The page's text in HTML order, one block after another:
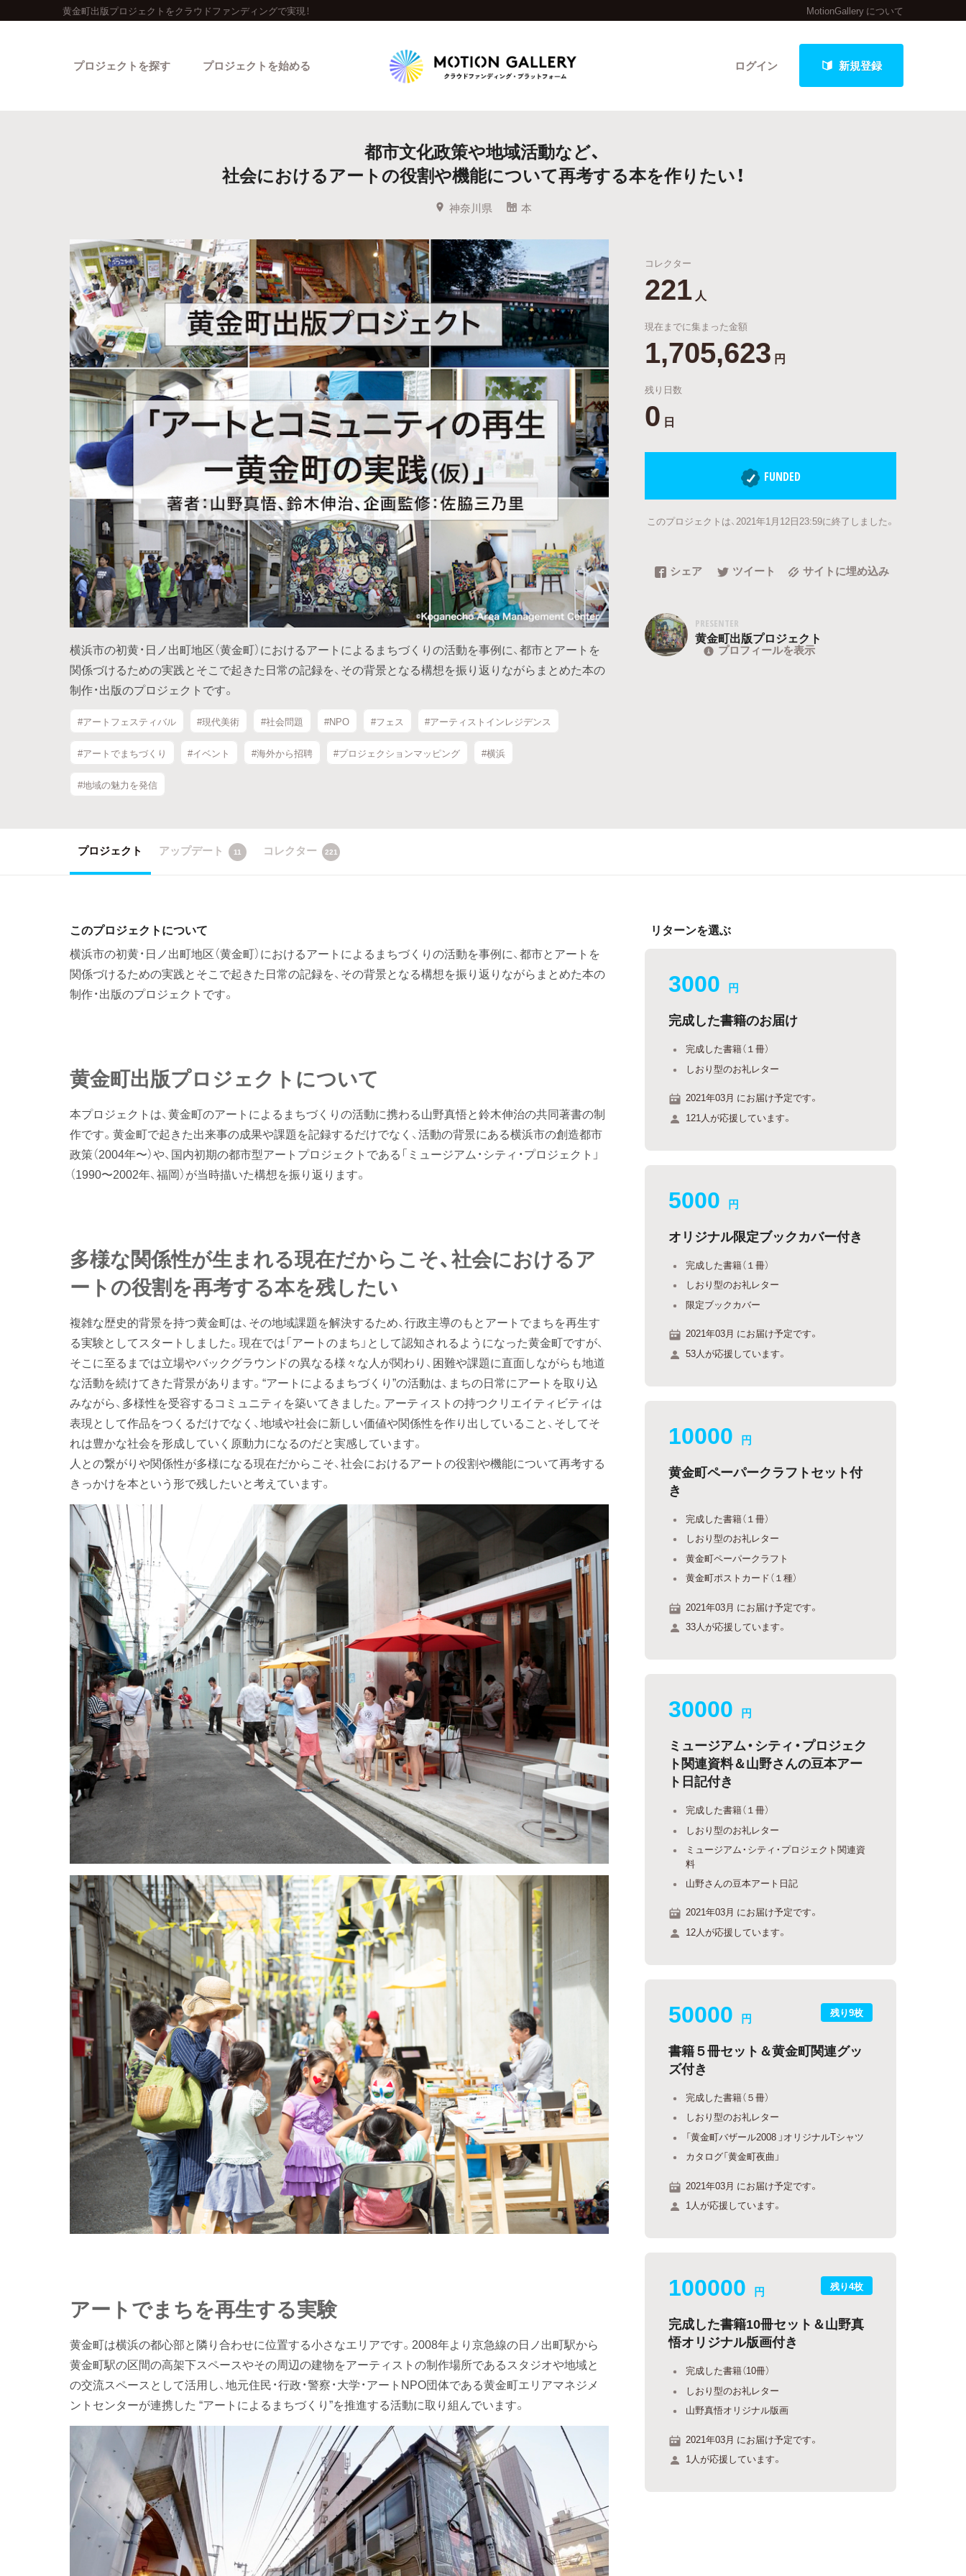
黄金町出版プロジェクトをクラウドファンディングで実現！ MotionGallery について
ログイン 新規登録
プロジェクトを探す
人気のプロジェクト 新着プロジェクト 終了間近のプロジェクト
Feature
カテゴリーから探す タグから探す キュレーターから探す 特集から探す
Legendary
最新達成プロジェクト 調達額が大きいプロジェクト
プロジェクトを始める
都市文化政策や地域活動など、
社会におけるアートの役割や機能について再考する本を作りたい！
神奈川県 本
横浜市の初黄・日ノ出町地区（黄金町）におけるアートによるまちづくりの活動を事例に、都市とアートを
関係づけるための実践とそこで起きた日常の記録を、その背景となる構想を振り返りながらまとめた本の
制作・出版のプロジェクトです。
#アートフェスティバル #現代美術 #社会問題 #NPO #フェス #アーティストインレジデンス
#アートでまちづくり #イベント #海外から招聘 #プロジェクションマッピング #横浜
#地域の魅力を発信
コレクター
221 人
現在までに集まった金額
1,705,623 円
残り日数
0 日
FUNDED
このプロジェクトは、2021年1月12日23:59に終了しました。
シェア ツイート サイトに埋め込み
PRESENTER
黄金町出版プロジェクト
プロフィールを表示
プロジェクト アップデート 11 コレクター 221
このプロジェクトについて
横浜市の初黄・日ノ出町地区（黄金町）におけるアートによるまちづくりの活動を事例に、都市とアートを
関係づけるための実践とそこで起きた日常の記録を、その背景となる構想を振り返りながらまとめた本の
制作・出版のプロジェクトです。
黄金町出版プロジェクトについて
本プロジェクトは、黄金町のアートによるまちづくりの活動に携わる山野真悟と鈴木伸治の共同著書の制
作です。黄金町で起きた出来事の成果や課題を記録するだけでなく、活動の背景にある横浜市の創造都市
政策（2004年〜）や、国内初期の都市型アートプロジェクトである「ミュージアム・シティ・プロジェクト」
（1990〜2002年、福岡）が当時描いた構想を振り返ります。
多様な関係性が生まれる現在だからこそ、社会におけるア
ートの役割を再考する本を残したい
複雑な歴史的背景を持つ黄金町は、その地域課題を解決するため、行政主導のもとアートでまちを再生す
る実験としてスタートしました。現在では「アートのまち」として認知されるようになった黄金町ですが、
そこに至るまでは立場やバックグラウンドの異なる様々な人が関わり、困難や課題に直面しながらも地道
な活動を続けてきた背景があります。“アートによるまちづくり”の活動は、まちの日常にアートを取り込
みながら、多様性を受容するコミュニティを築いてきました。アーティストの持つクリエイティビティは
表現として作品をつくるだけでなく、地域や社会に新しい価値や関係性を作り出していること、そしてそ
れは豊かな社会を形成していく原動力になるのだと実感しています。
人との繋がりや関係性が多様になる現在だからこそ、社会におけるアートの役割や機能について再考する
きっかけを本という形で残したいと考えています。
アートでまちを再生する実験
黄金町は横浜の都心部と隣り合わせに位置する小さなエリアです。2008年より京急線の日ノ出町駅から
黄金町駅の区間の高架下スペースやその周辺の建物をアーティストの制作場所であるスタジオや地域と
の交流スペースとして活用し、地元住民・行政・警察・大学・アートNPO団体である黄金町エリアマネジメ
ントセンターが連携した “アートによるまちづくり”を推進する活動に取り組んでいます。
リターンを選ぶ
3000 円
完成した書籍のお届け
完成した書籍（１冊）
しおり型のお礼レター
2021年03月 にお届け予定です。
121人が応援しています。
5000 円
オリジナル限定ブックカバー付き
完成した書籍（１冊）
しおり型のお礼レター
限定ブックカバー
2021年03月 にお届け予定です。
53人が応援しています。
10000 円
黄金町ペーパークラフトセット付
き
完成した書籍（１冊）
しおり型のお礼レター
黄金町ペーパークラフト
黄金町ポストカード（１種）
2021年03月 にお届け予定です。
33人が応援しています。
30000 円
ミュージアム・シティ・プロジェク
ト関連資料＆山野さんの豆本アー
ト日記付き
完成した書籍（１冊）
しおり型のお礼レター
ミュージアム・シティ・プロジェクト関連資
料
山野さんの豆本アート日記
2021年03月 にお届け予定です。
12人が応援しています。
残り9枚
50000 円
書籍５冊セット＆黄金町関連グッ
ズ付き
完成した書籍（５冊）
しおり型のお礼レター
「黄金町バザール2008 」オリジナルTシャツ
カタログ「黄金町夜曲」
2021年03月 にお届け予定です。
1人が応援しています。
残り4枚
100000 円
完成した書籍10冊セット＆山野真
悟オリジナル版画付き
完成した書籍（10冊）
しおり型のお礼レター
山野真悟オリジナル版画
2021年03月 にお届け予定です。
1人が応援しています。